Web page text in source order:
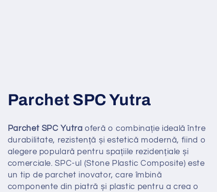
C
l
l
e
Parchet SPC Yutra
Parchet SPC Yutra oferă o combinație ideală între
durabilitate, rezistență și estetică modernă, fiind o
alegere populară pentru spațiile rezidențiale și
comerciale. SPC-ul (Stone Plastic Composite) este
un tip de parchet inovator, care îmbină
componente din piatră și plastic pentru a crea o